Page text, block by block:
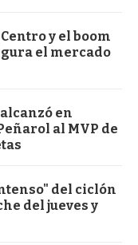
y el boom
el mercado
en
al MVP de
del ciclón
del jueves y